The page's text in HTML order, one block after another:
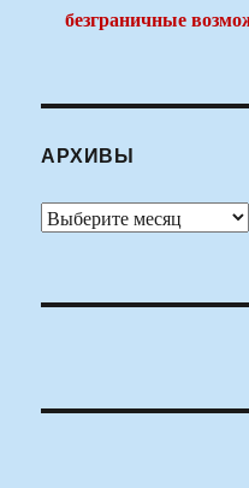
безграничные
АРХИВЫ
Архивы